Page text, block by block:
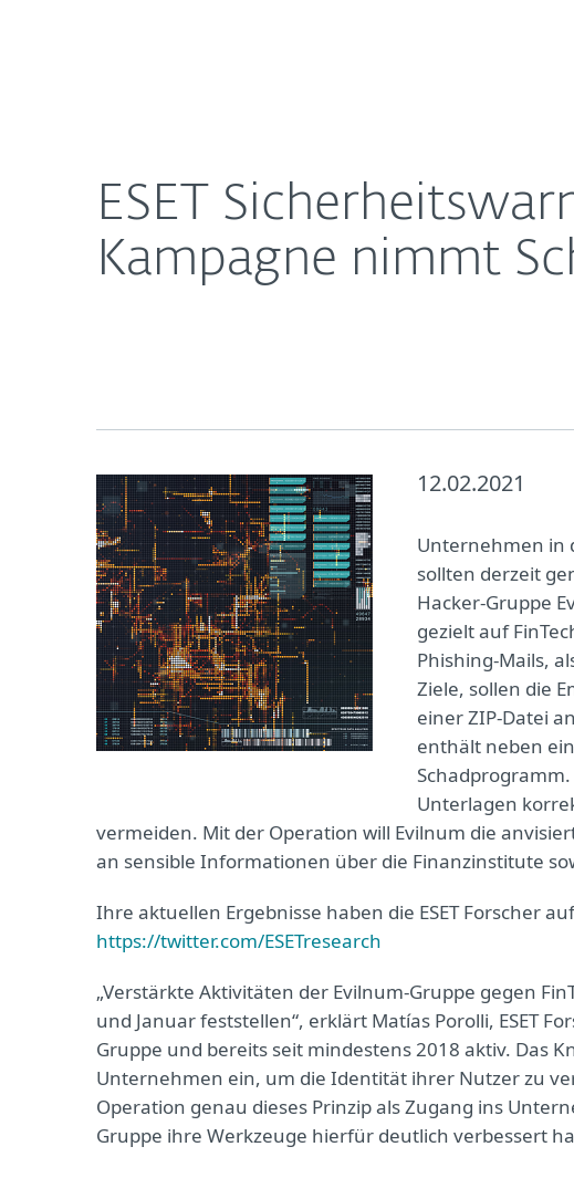
ESET
Kampagne nimmt
12.02.2021
Unternehmen in
sollten derzeit
Hacker-Gruppe
gezielt auf
Phishing-Mails,
Ziele, sollen die
einer ZIP-Datei
enthält neben
Unterlagen
vermeiden. Mit der Operation will Evilnum die
an sensible Informationen über die Finanzinstitute
Ihre aktuellen Ergebnisse haben die ESET Forscher
https://twitter.com/ESETresearch
„Verstärkte Aktivitäten der Evilnum-Gruppe gegen
und Januar feststellen“, erklärt Matías Porolli, ESET
Gruppe und bereits seit mindestens 2018 aktiv. Das
Unternehmen ein, um die Identität ihrer Nutzer zu
Operation genau dieses Prinzip als Zugang ins
Gruppe ihre Werkzeuge hierfür deutlich verbessert